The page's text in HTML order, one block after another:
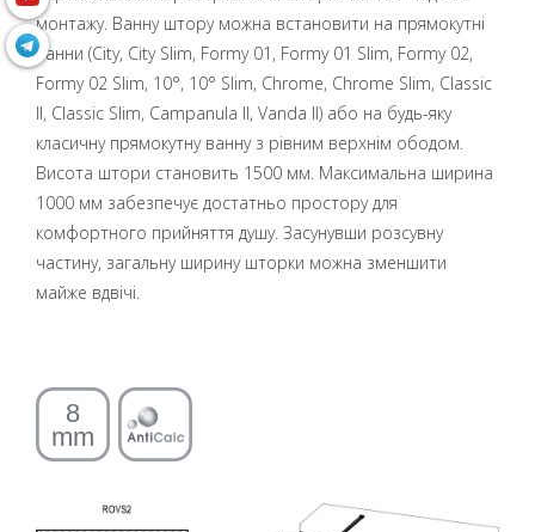
монтажу. Ванну штору можна встановити на прямокутні
ванни (City, City Slim, Formy 01, Formy 01 Slim, Formy 02,
Formy 02 Slim, 10°, 10° Slim, Chrome, Chrome Slim, Classic
II, Classic Slim, Campanula II, Vanda II) або на будь-яку
класичну прямокутну ванну з рівним верхнім ободом.
Висота штори становить 1500 мм. Максимальна ширина
1000 мм забезпечує достатньо простору для
комфортного прийняття душу. Засунувши розсувну
частину, загальну ширину шторки можна зменшити
майже вдвічі.